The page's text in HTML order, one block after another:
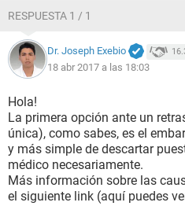
RESPUESTA 1 / 1
Dr. Joseph Exebio
18 abr 2017 a las 18:03
Hola!
La primera opción ante un
única), como sabes, es el
y más simple de descartar
médico necesariamente.
Más información sobre las
el siguiente link (aquí puedes